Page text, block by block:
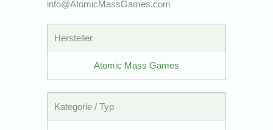
info@AtomicMassGames.com
Hersteller
Atomic Mass Games
Kategorie / Typ